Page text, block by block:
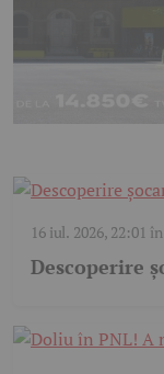
16 iul. 2026, 22:01 în
Descoperire